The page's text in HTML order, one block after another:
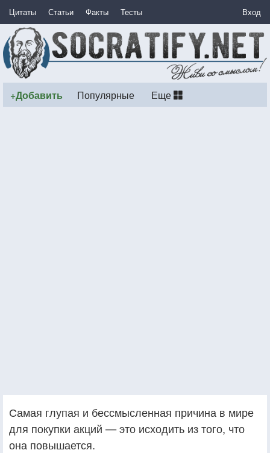
Цитаты Статьи Факты Тесты Вход
+Добавить Популярные Еще
Самая глупая и бессмысленная причина в мире
для покупки акций — это исходить из того, что
она повышается.